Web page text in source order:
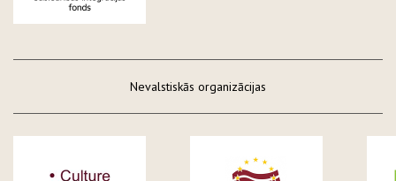
Nevalstiskās organizācijas